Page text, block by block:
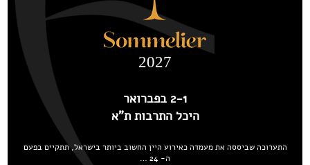
2027
2-1 בפברואר
היכל התרבות ת"א
התערוכה שביססה את מעמדה כאירוע היין החשוב ביותר בישראל, תתקיים בפעם
ה- 24 …